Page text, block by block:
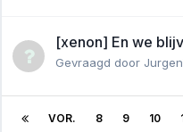
[xenon] En we
Gevraagd door
VOR. 8 9 10